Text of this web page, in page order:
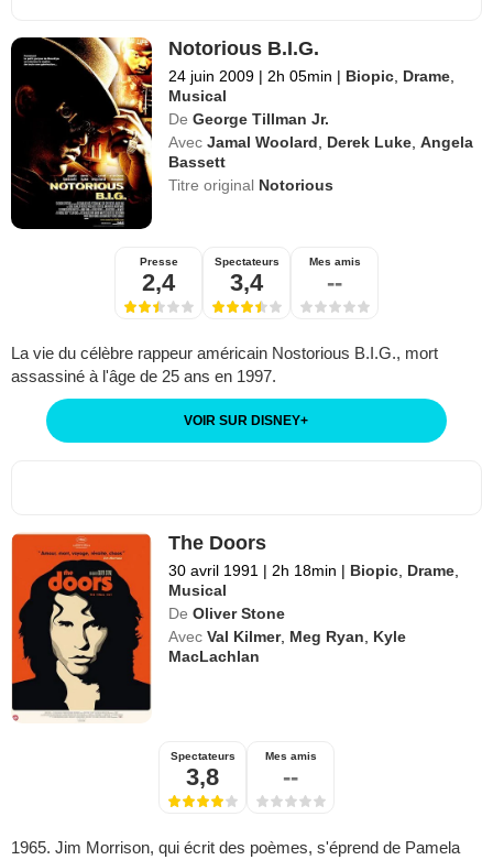
Notorious B.I.G.
24 juin 2009 | 2h 05min | Biopic, Drame,
Musical
De George Tillman Jr.
Avec Jamal Woolard, Derek Luke,Angela
Bassett
Titre original Notorious
Presse
2,4
Spectateurs
3,4
Mes amis
--
La vie du célèbre rappeur américain Nostorious B.I.G., mort
assassiné à l'âge de 25 ans en 1997.
VOIR SUR DISNEY+
The Doors
30 avril 1991 | 2h 18min | Biopic, Drame,
Musical
De Oliver Stone
Avec Val Kilmer, Meg Ryan, Kyle
MacLachlan
Spectateurs
3,8
Mes amis
--
1965. Jim Morrison, qui écrit des poèmes, s'éprend de Pamela